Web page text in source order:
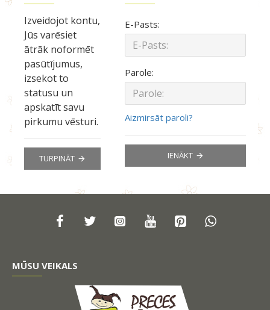
Izveidojot kontu,
Jūs varēsiet
ātrāk noformēt
pasūtījumus,
izsekot to
statusu un
apskatīt savu
pirkumu vēsturi.
TURPINĀT
E-Pasts:
Parole:
Aizmirsāt paroli?
IENĀKT
MŪSU VEIKALS